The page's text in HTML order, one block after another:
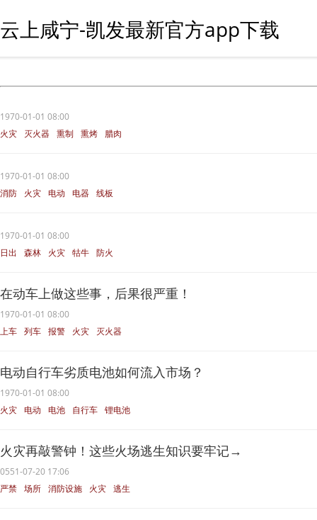
云上咸宁-凯发最新官方app下载
1970-01-01 08:00
火灾
灭火器 熏制 熏烤 腊肉
1970-01-01 08:00
消防
火灾 电动 电器 线板
1970-01-01 08:00
日出
森林 火灾 牯牛 防火
在动车上做这些事，后果很严重！
1970-01-01 08:00
上车 列车 报警 火灾 灭火器
电动自行车劣质电池如何流入市场？
1970-01-01 08:00
火灾 电动 电池 自行车 锂电池
火灾再敲警钟！这些火场逃生知识要牢记→
0551-07-20 17:06
严禁 场所 消防设施 火灾 逃生